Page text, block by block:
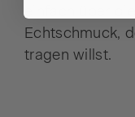
Echtschmuck,
tragen willst.